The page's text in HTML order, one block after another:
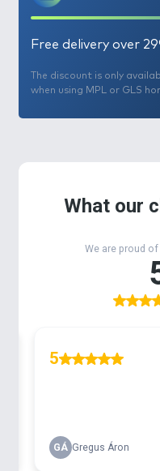
Free delivery over
The discount is only
when using MPL or GLS